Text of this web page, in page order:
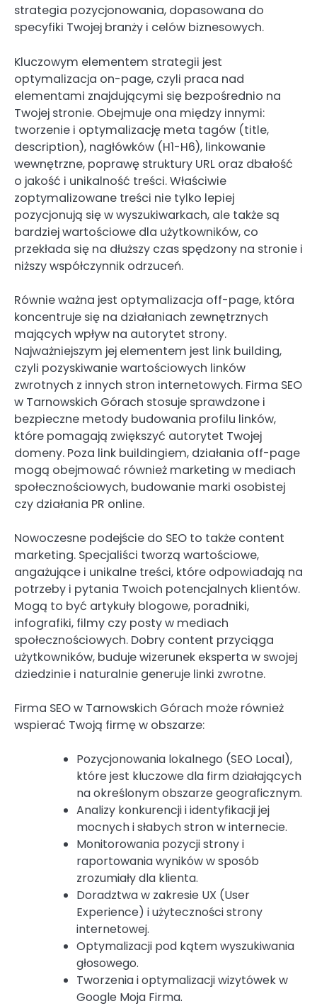
strategia pozycjonowania, dopasowana do
specyfiki Twojej branży i celów biznesowych.
Kluczowym elementem strategii jest
optymalizacja on-page, czyli praca nad
elementami znajdującymi się bezpośrednio na
Twojej stronie. Obejmuje ona między innymi:
tworzenie i optymalizację meta tagów (title,
description), nagłówków (H1-H6), linkowanie
wewnętrzne, poprawę struktury URL oraz dbałość
o jakość i unikalność treści. Właściwie
zoptymalizowane treści nie tylko lepiej
pozycjonują się w wyszukiwarkach, ale także są
bardziej wartościowe dla użytkowników, co
przekłada się na dłuższy czas spędzony na stronie i
niższy współczynnik odrzuceń.
Równie ważna jest optymalizacja off-page, która
koncentruje się na działaniach zewnętrznych
mających wpływ na autorytet strony.
Najważniejszym jej elementem jest link building,
czyli pozyskiwanie wartościowych linków
zwrotnych z innych stron internetowych. Firma SEO
w Tarnowskich Górach stosuje sprawdzone i
bezpieczne metody budowania profilu linków,
które pomagają zwiększyć autorytet Twojej
domeny. Poza link buildingiem, działania off-page
mogą obejmować również marketing w mediach
społecznościowych, budowanie marki osobistej
czy działania PR online.
Nowoczesne podejście do SEO to także content
marketing. Specjaliści tworzą wartościowe,
angażujące i unikalne treści, które odpowiadają na
potrzeby i pytania Twoich potencjalnych klientów.
Mogą to być artykuły blogowe, poradniki,
infografiki, filmy czy posty w mediach
społecznościowych. Dobry content przyciąga
użytkowników, buduje wizerunek eksperta w swojej
dziedzinie i naturalnie generuje linki zwrotne.
Firma SEO w Tarnowskich Górach może również
wspierać Twoją firmę w obszarze:
Pozycjonowania lokalnego (SEO Local),
które jest kluczowe dla firm działających
na określonym obszarze geograficznym.
Analizy konkurencji i identyfikacji jej
mocnych i słabych stron w internecie.
Monitorowania pozycji strony i
raportowania wyników w sposób
zrozumiały dla klienta.
Doradztwa w zakresie UX (User
Experience) i użyteczności strony
internetowej.
Optymalizacji pod kątem wyszukiwania
głosowego.
Tworzenia i optymalizacji wizytówek w
Google Moja Firma.